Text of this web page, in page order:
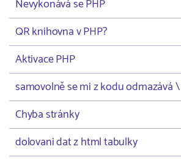
Nevykonává se PHP
QR knihovna v PHP?
Aktivace PHP
samovolně se mi z kodu odmazává \
Chyba stránky
dolovani dat z html tabulky